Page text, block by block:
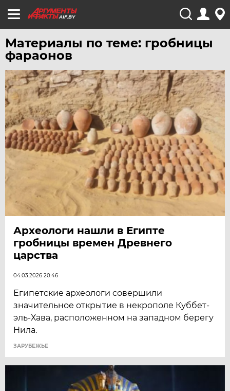
AIF.BY
Материалы по теме: гробницы
фараонов
Археологи нашли в Египте
гробницы времен Древнего
царства
04.03.2026 20:46
Египетские археологи совершили
значительное открытие в некрополе Куббет-
эль-Хава, расположенном на западном берегу
Нила.
ЗАРУБЕЖЬЕ